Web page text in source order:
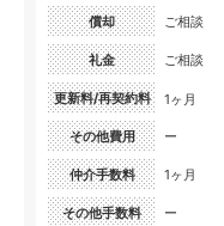
償却 ご相談
礼金 ご相談
更新料/再契約料 1ヶ月
その他費用 ー
仲介手数料 1ヶ月
その他手数料 ー